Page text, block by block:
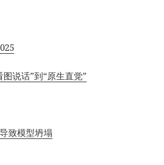
说话”到“原生直觉”
致模型坍塌